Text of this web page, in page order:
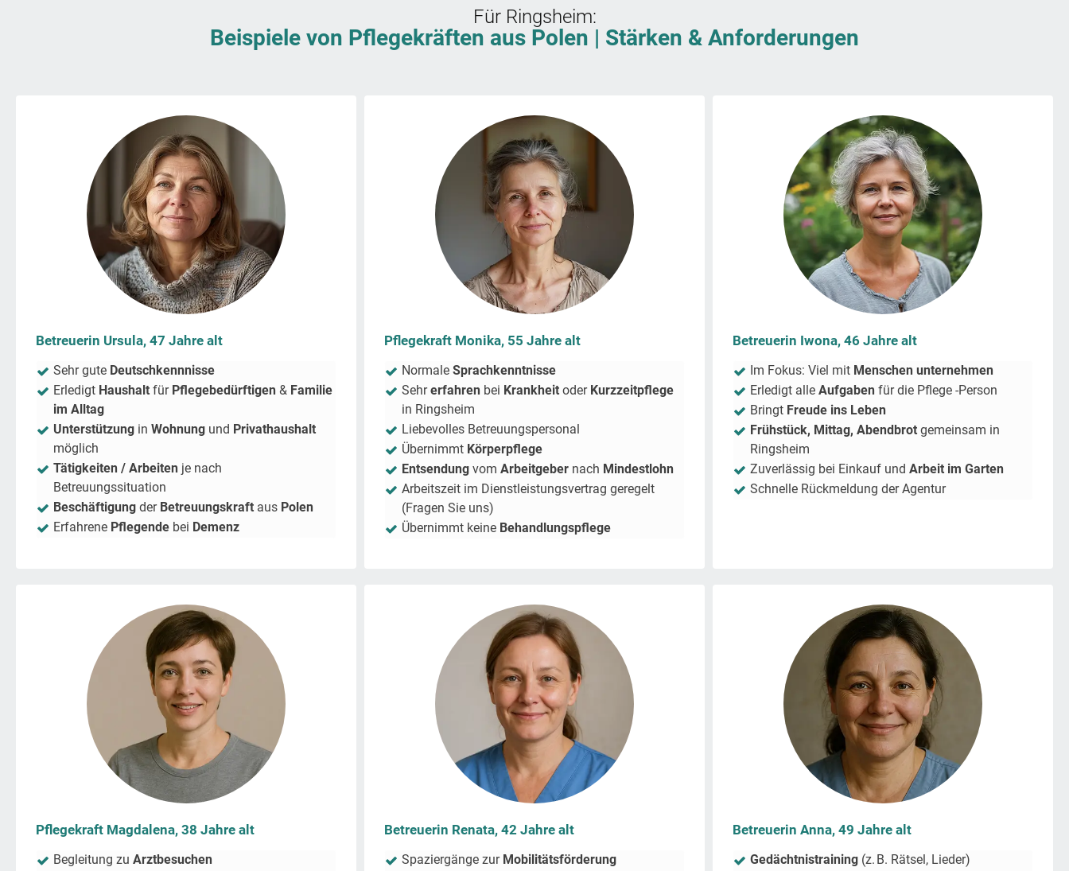
Für Ringsheim:
Beispiele von Pflegekräften aus Polen | Stärken & Anforderungen
Betreuerin Ursula, 47 Jahre alt
Sehr gute Deutschkennnisse
Erledigt Haushalt für Pflegebedürftigen & Familie
im Alltag
Unterstützung in Wohnung und Privathaushalt
möglich
Tätigkeiten / Arbeiten je nach
Betreuungssituation
Beschäftigung der Betreuungskraft aus Polen
Erfahrene Pflegende bei Demenz
Pflegekraft Monika, 55 Jahre alt
Normale Sprachkenntnisse
Sehrerfahren bei Krankheit oder Kurzzeitpflege
in Ringsheim
Liebevolles Betreuungspersonal
Übernimmt Körperpflege
Entsendung vom Arbeitgeber nach Mindestlohn
Arbeitszeit im Dienstleistungsvertrag geregelt
(Fragen Sie uns)
Übernimmt keine Behandlungspflege
Betreuerin Iwona, 46 Jahre alt
Im Fokus: Viel mit Menschen unternehmen
Erledigt alle Aufgaben für die Pflege -Person
Bringt Freude ins Leben
Frühstück, Mittag, Abendbrot gemeinsam in
Ringsheim
Zuverlässig bei Einkauf und Arbeit im Garten
Schnelle Rückmeldung der Agentur
Pflegekraft Magdalena, 38 Jahre alt
Begleitung zu Arztbesuchen
Betreuerin Renata, 42 Jahre alt
Spaziergänge zur Mobilitätsförderung
Betreuerin Anna, 49 Jahre alt
Gedächtnistraining (z. B. Rätsel, Lieder)